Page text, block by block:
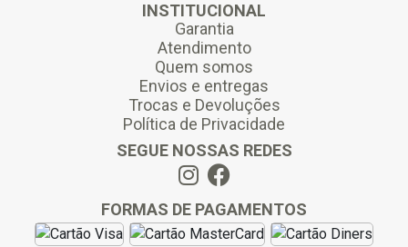
INSTITUCIONAL
Garantia
Atendimento
Quem somos
Envios e entregas
Trocas e Devoluções
Política de Privacidade
SEGUE NOSSAS REDES
FORMAS DE PAGAMENTOS